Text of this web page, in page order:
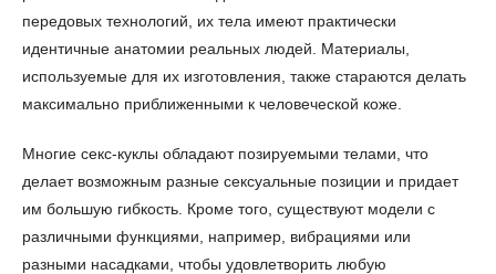
передовых технологий, их тела имеют практически
идентичные анатомии реальных людей. Материалы,
используемые для их изготовления, также стараются делать
максимально приближенными к человеческой коже.
Многие секс-куклы обладают позируемыми телами, что
делает возможным разные сексуальные позиции и придает
им большую гибкость. Кроме того, существуют модели с
различными функциями, например, вибрациями или
разными насадками, чтобы удовлетворить любую